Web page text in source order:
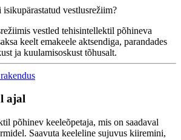
vestlusrežiim?
vestled tehisintellektil põhineva
keelt emakeele aktsendiga, parandades
ja kuulamisoskust tõhusalt.
ajal
põhinev keeleõpetaja, mis on saadaval
Saavuta keeleline sujuvus kiiremini,